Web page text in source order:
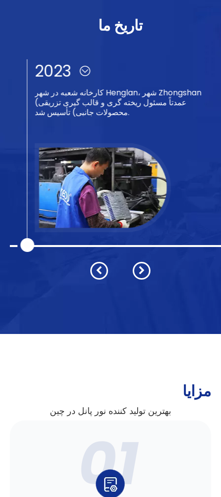
تاریخ ما
2023
کارخانه شعبه در شهر Henglan، شهر Zhongshan
محصولات جانبی) تأسیس شد.
مزایا
بهترین تولید کننده نور پانل در چین